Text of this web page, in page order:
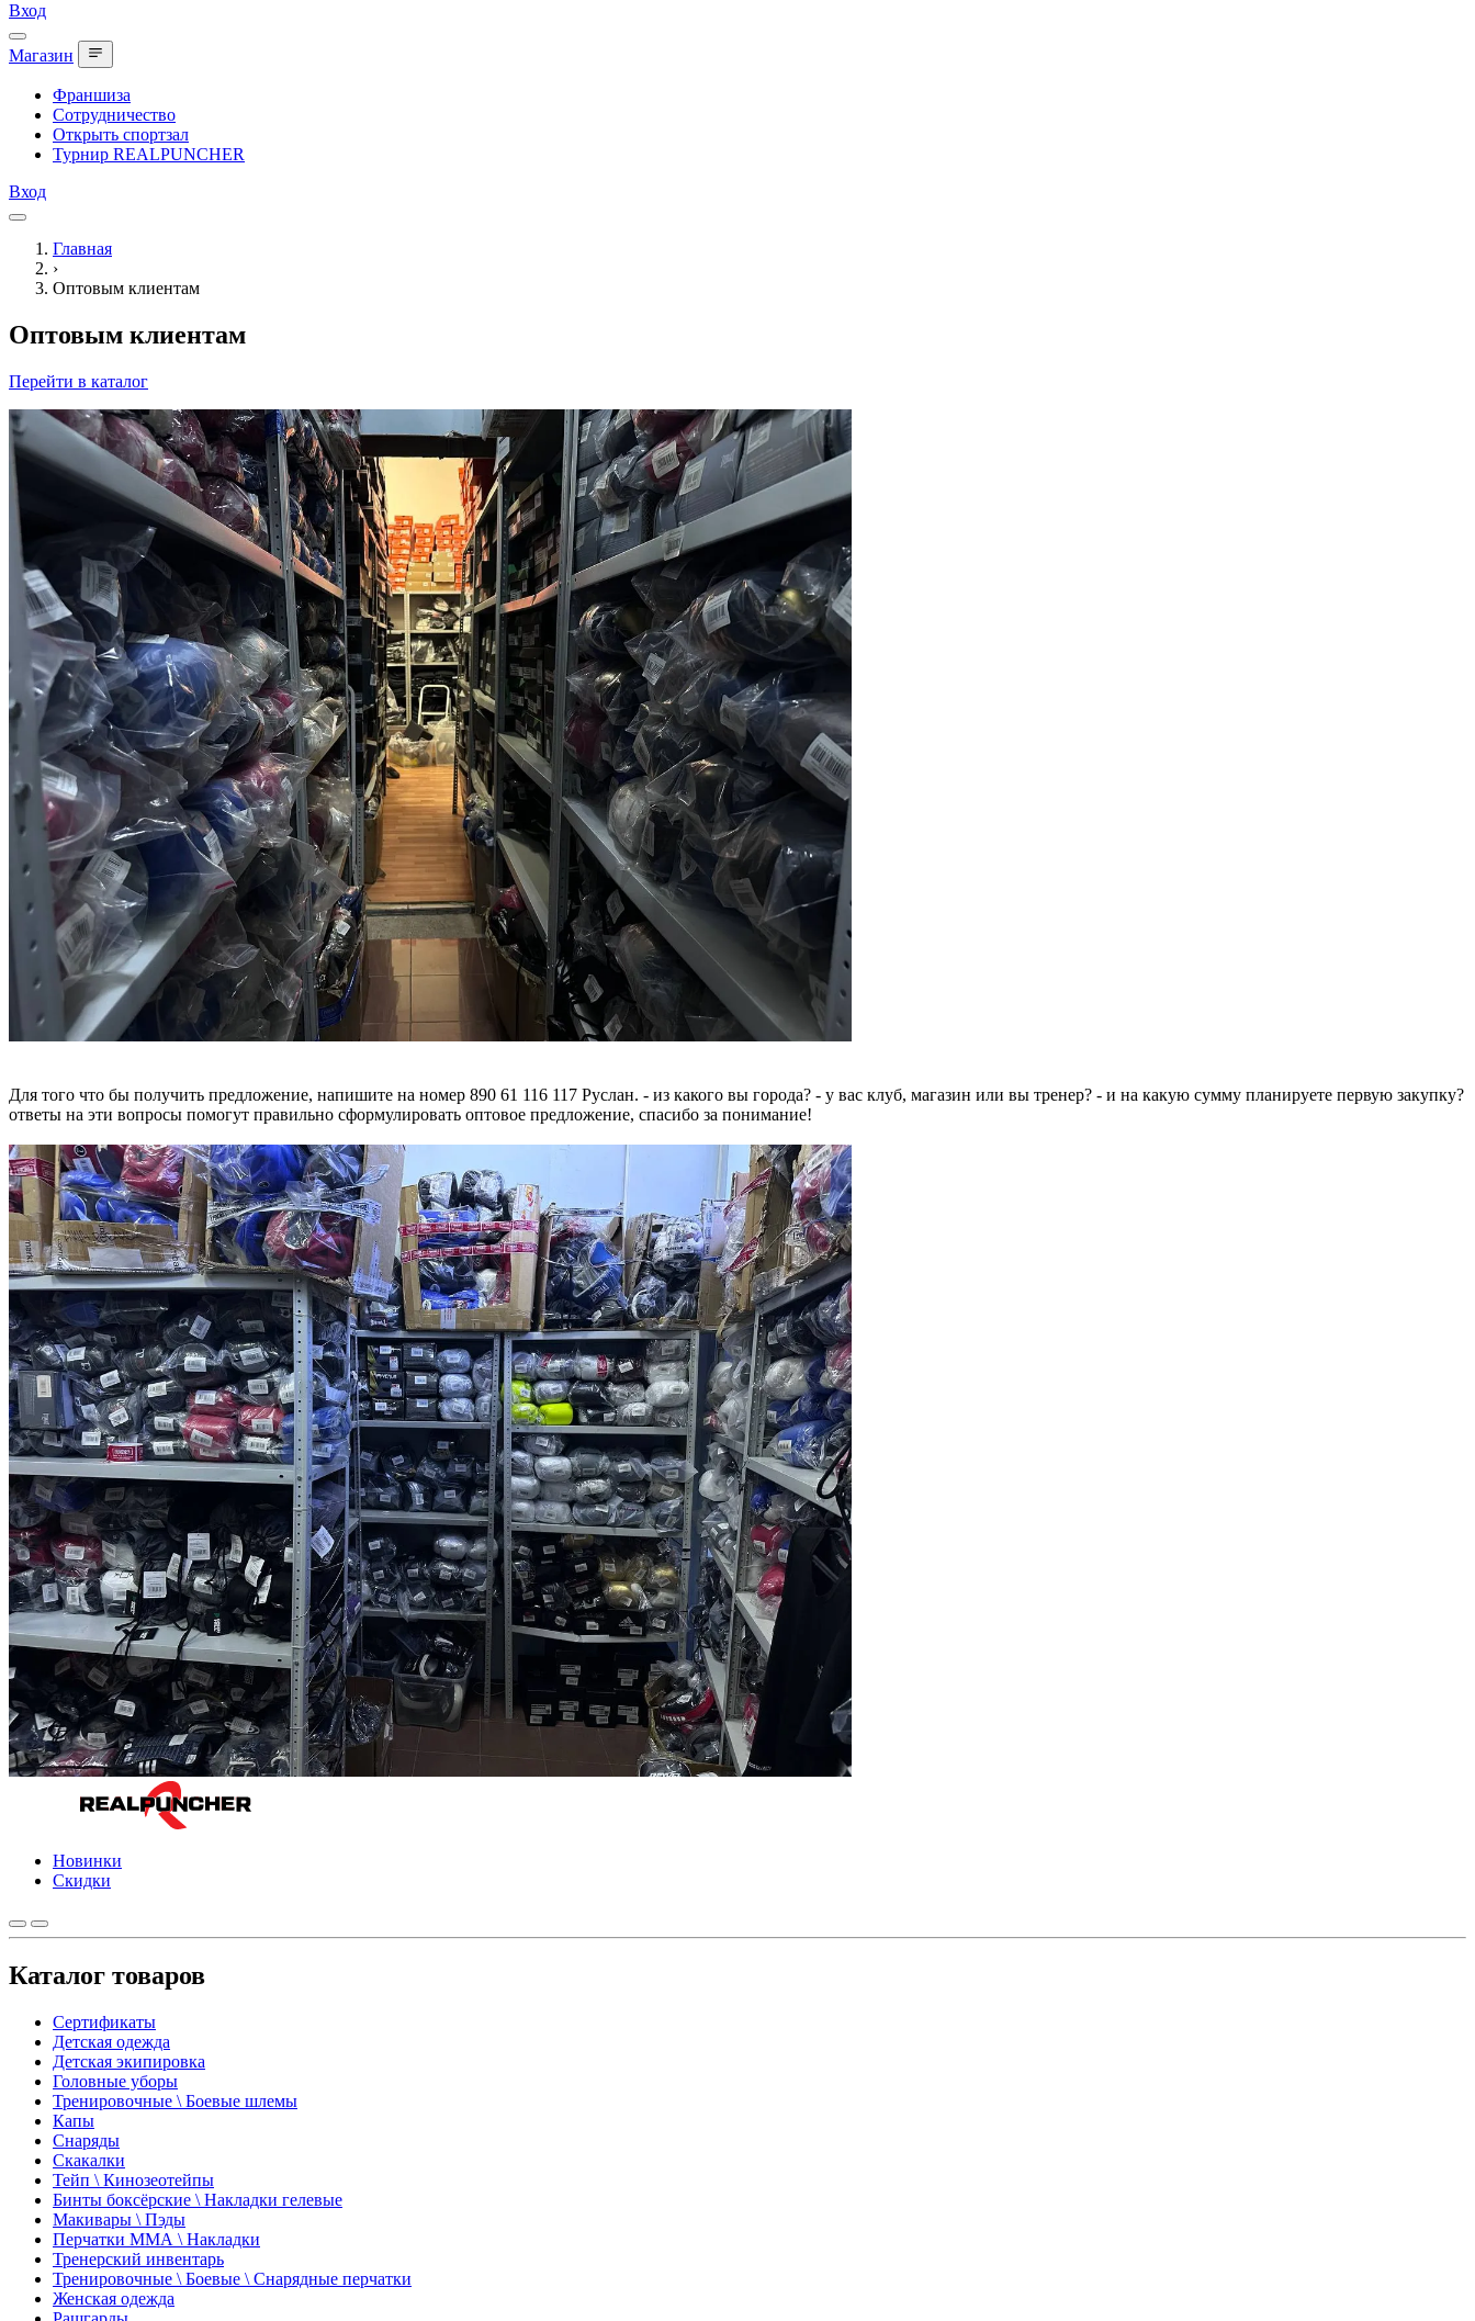
Вход
Магазин
Франшиза
Сотрудничество
Открыть спортзал
Турнир REALPUNCHER
Вход
Главная
›
Оптовым клиентам
Оптовым клиентам
Перейти в каталог
Для того что бы получить предложение, напишите на номер 890 61 116 117 Руслан. - из какого вы города? - у вас клуб, магазин или вы тренер? - и на какую сумму планируете первую закупку?
ответы на эти вопросы помогут правильно сформулировать оптовое предложение, спасибо за понимание!
Новинки
Скидки
Каталог товаров
Сертификаты
Детская одежда
Детская экипировка
Головные уборы
Тренировочные \ Боевые шлемы
Капы
Снаряды
Скакалки
Тейп \ Кинозеотейпы
Бинты боксёрские \ Накладки гелевые
Макивары \ Пэды
Перчатки ММА \ Накладки
Тренерский инвентарь
Тренировочные \ Боевые \ Снарядные перчатки
Женская одежда